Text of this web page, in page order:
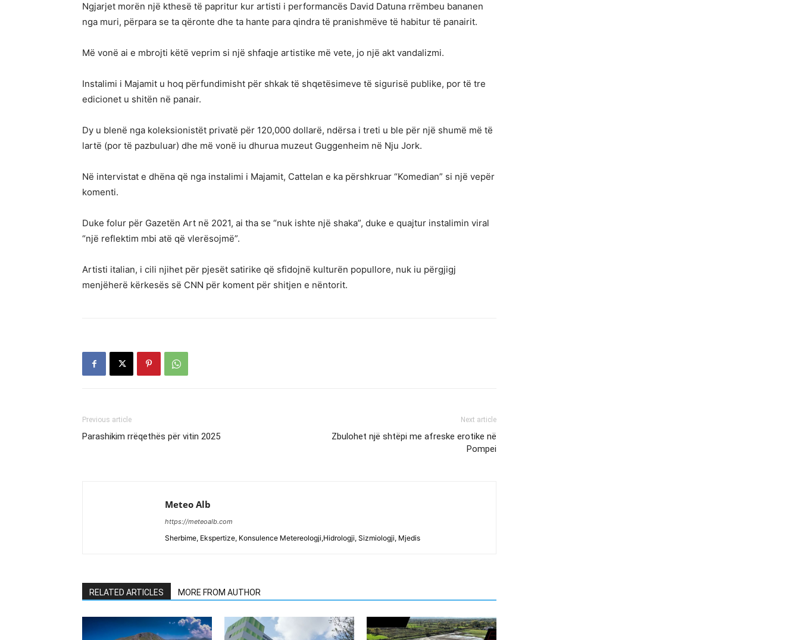
Ngjarjet morën një kthesë të papritur kur artisti i performancës David Datuna rrëmbeu bananen
nga muri, përpara se ta qëronte dhe ta hante para qindra të pranishmëve të habitur të panairit.
Më vonë ai e mbrojti këtë veprim si një shfaqje artistike më vete, jo një akt vandalizmi.
Instalimi i Majamit u hoq përfundimisht për shkak të shqetësimeve të sigurisë publike, por të tre
edicionet u shitën në panair.
Dy u blenë nga koleksionistët privatë për 120,000 dollarë, ndërsa i treti u ble për një shumë më të
lartë (por të pazbuluar) dhe më vonë iu dhurua muzeut Guggenheim në Nju Jork.
Në intervistat e dhëna që nga instalimi i Majamit, Cattelan e ka përshkruar “Komedian” si një vepër
komenti.
Duke folur për Gazetën Art në 2021, ai tha se “nuk ishte një shaka”, duke e quajtur instalimin viral
“një reflektim mbi atë që vlerësojmë”.
Artisti italian, i cili njihet për pjesët satirike që sfidojnë kulturën popullore, nuk iu përgjigj
menjëherë kërkesës së CNN për koment për shitjen e nëntorit.
Previous article
Parashikim rrëqethës për vitin 2025
Next article
Zbulohet një shtëpi me afreske erotike në
Pompei
Meteo Alb
https://meteoalb.com
Sherbime, Ekspertize, Konsulence Metereologji,Hidrologji, Sizmiologji, Mjedis
RELATED ARTICLES MORE FROM AUTHOR